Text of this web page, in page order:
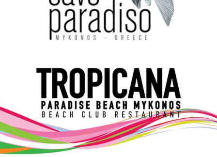
Local Elections 2023
Elections 2023
Ελληνικά